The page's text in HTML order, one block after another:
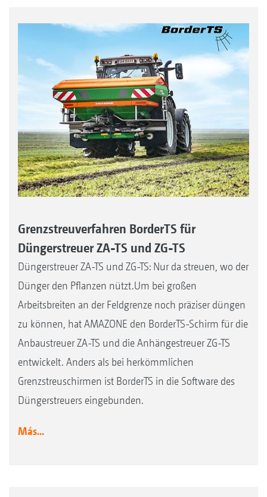
Grenzstreuverfahren BorderTS für
Düngerstreuer ZA-TS und ZG-TS
Düngerstreuer ZA-TS und ZG-TS: Nur da streuen, wo der
Dünger den Pflanzen nützt.Um bei großen
Arbeitsbreiten an der Feldgrenze noch präziser düngen
zu können, hat AMAZONE den BorderTS-Schirm für die
Anbaustreuer ZA-TS und die Anhängestreuer ZG-TS
entwickelt. Anders als bei herkömmlichen
Grenzstreuschirmen ist BorderTS in die Software des
Düngerstreuers eingebunden.
Más...